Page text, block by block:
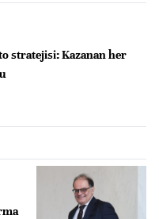
stratejisi: Kazanan her